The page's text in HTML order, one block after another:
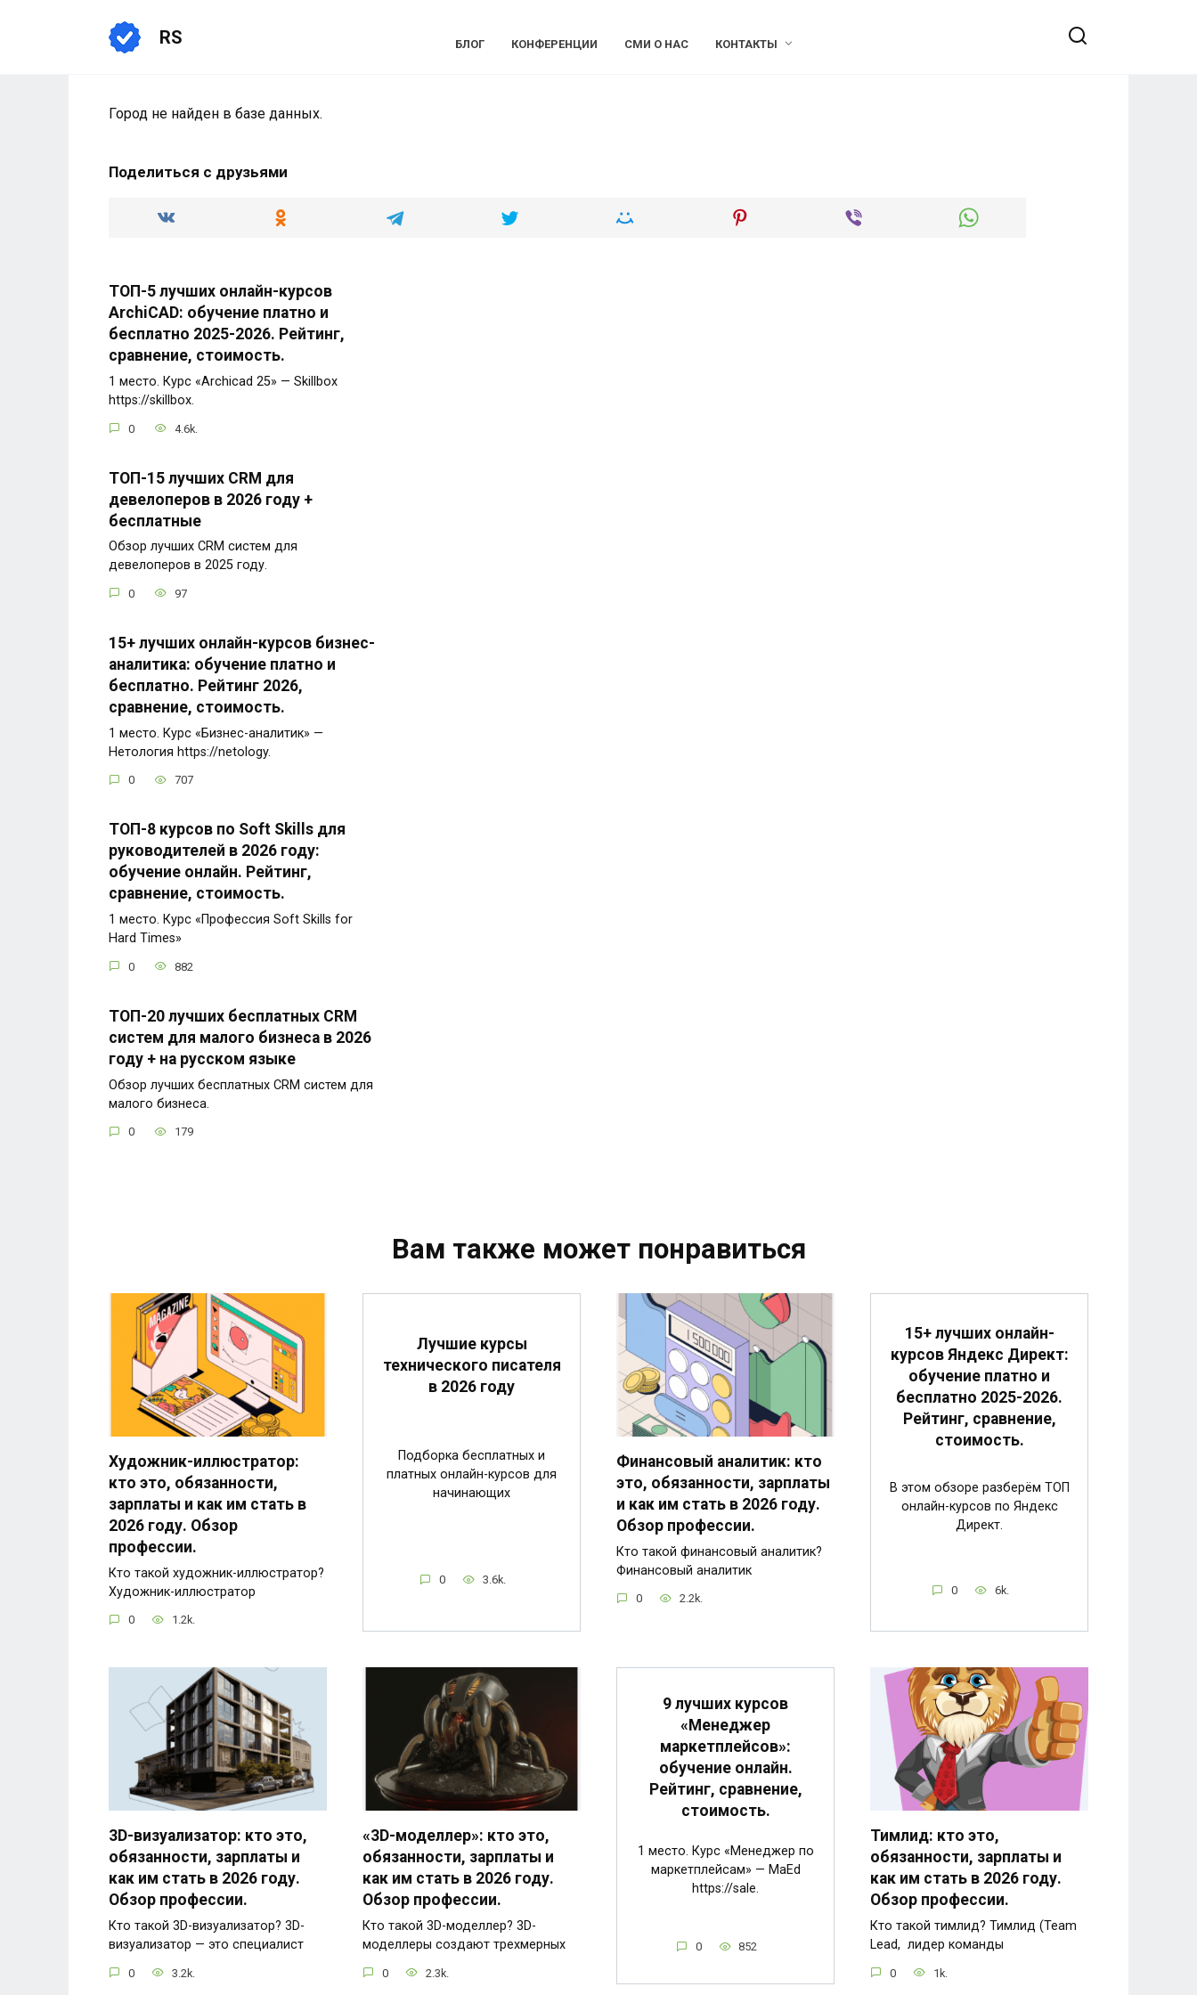
RS БЛОГ КОНФЕРЕНЦИИ СМИ О НАС КОНТАКТЫ
Город не найден в базе данных.
Поделиться с друзьями
ТОП-5 лучших онлайн-курсов
ArchiCAD: обучение платно и
бесплатно 2025-2026. Рейтинг,
сравнение, стоимость.
1 место. Курс «Archicad 25» — Skillbox
https://skillbox.
0 4.6k.
ТОП-15 лучших CRM для
девелоперов в 2026 году +
бесплатные
Обзор лучших CRM систем для
девелоперов в 2025 году.
0 97
15+ лучших онлайн-курсов бизнес-
аналитика: обучение платно и
бесплатно. Рейтинг 2026,
сравнение, стоимость.
1 место. Курс «Бизнес-аналитик» —
Нетология https://netology.
0 707
ТОП-8 курсов по Soft Skills для
руководителей в 2026 году:
обучение онлайн. Рейтинг,
сравнение, стоимость.
1 место. Курс «Профессия Soft Skills for
Hard Times»
0 882
ТОП-20 лучших бесплатных CRM
систем для малого бизнеса в 2026
году + на русском языке
Обзор лучших бесплатных CRM систем для
малого бизнеса.
0 179
Вам также может понравиться
Художник-иллюстратор:
кто это, обязанности,
зарплаты и как им стать в
2026 году. Обзор
профессии.
Кто такой художник-иллюстратор?
Художник-иллюстратор
0 1.2k.
Лучшие курсы
технического писателя
в 2026 году
Подборка бесплатных и
платных онлайн-курсов для
начинающих
0 3.6k.
Финансовый аналитик: кто
это, обязанности, зарплаты
и как им стать в 2026 году.
Обзор профессии.
Кто такой финансовый аналитик?
Финансовый аналитик
0 2.2k.
15+ лучших онлайн-
курсов Яндекс Директ:
обучение платно и
бесплатно 2025-2026.
Рейтинг, сравнение,
стоимость.
В этом обзоре разберём ТОП
онлайн-курсов по Яндекс
Директ.
0 6k.
3D-визуализатор: кто это,
обязанности, зарплаты и
как им стать в 2026 году.
Обзор профессии.
Кто такой 3D-визуализатор? 3D-
визуализатор — это специалист
0 3.2k.
«3D-моделлер»: кто это,
обязанности, зарплаты и
как им стать в 2026 году.
Обзор профессии.
Кто такой 3D-моделлер? 3D-
моделлеры создают трехмерных
0 2.3k.
9 лучших курсов
«Менеджер
маркетплейсов»:
обучение онлайн.
Рейтинг, сравнение,
стоимость.
1 место. Курс «Менеджер по
маркетплейсам» — MaEd
https://sale.
0 852
Тимлид: кто это,
обязанности, зарплаты и
как им стать в 2026 году.
Обзор профессии.
Кто такой тимлид? Тимлид (Team
Lead, лидер команды
0 1k.